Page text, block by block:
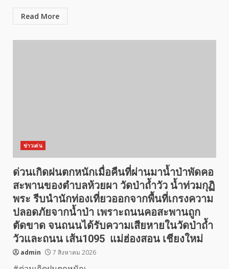
Read More
ข่าวเด่น
ด่วนเกิดฝนตกหนักเมื่อคืนที่ผ่านมาน้ำป่าพัดคอ
สะพานของตำบลห้วยผา วัดป่าถ้ำวัว น้ำท่วมกุฏิ
พระ รีบนำนักท่องเที่ยวออกจากพื้นที่เกรงความ
ปลอดภัยจากน้ำป่า เพราะถนนคอสะพานถูก
ตัดขาด จนถนนได้รับความเสียหายในวัดป่าถ้ำ
วัวและถนน เส้น1095 แม่ฮ่องสอน เชียงใหม่
admin 7 สิงหาคม 2026